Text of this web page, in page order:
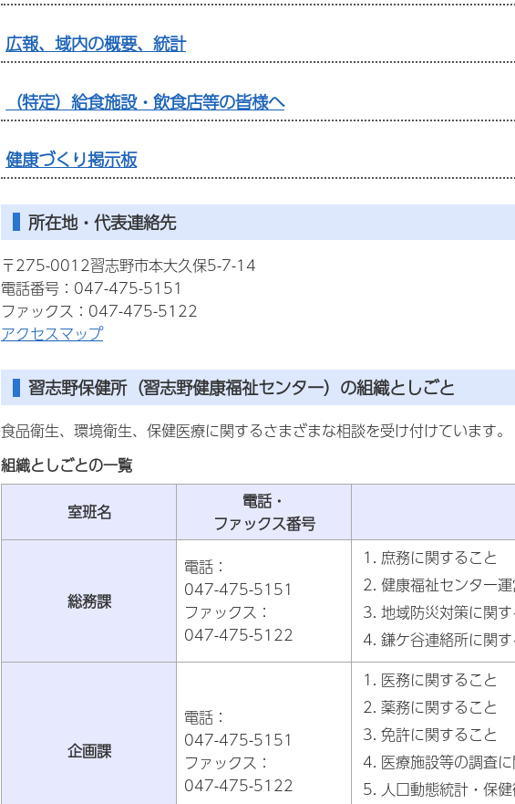
広報、域内の概要、統計
（特定）給食施設・飲食店等の皆様へ
健康づくり掲示板
所在地・代表連絡先
〒275-0012習志野市本大久保5-7-14
電話番号：047-475-5151
ファックス：047-475-5122
アクセスマップ
習志野保健所（習志野健康福祉センター）の組織としごと
食品衛生、環境衛生、保健医療に関するさまざまな相談を受け付けています。
組織としごとの一覧
室班名
電話・
ファックス番号
総務課
電話：
047-475-5151
ファックス：
047-475-5122
庶務に関すること
健康福祉センター
地域防災対策に関
鎌ケ谷連絡所に関
企画課
電話：
047-475-5151
ファックス：
047-475-5122
医務に関すること
薬務に関すること
免許に関すること
医療施設等の調査
人口動態統計・保